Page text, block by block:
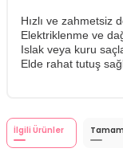
Hızlı ve zahmetsiz
Elektriklenme ve
Islak veya kuru
Elde rahat tutuş
İlgili Ürünler